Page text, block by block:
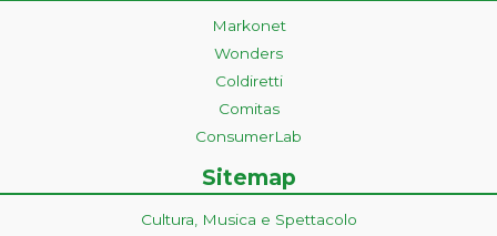
Markonet
Wonders
Coldiretti
Comitas
ConsumerLab
Sitemap
Cultura, Musica e Spettacolo